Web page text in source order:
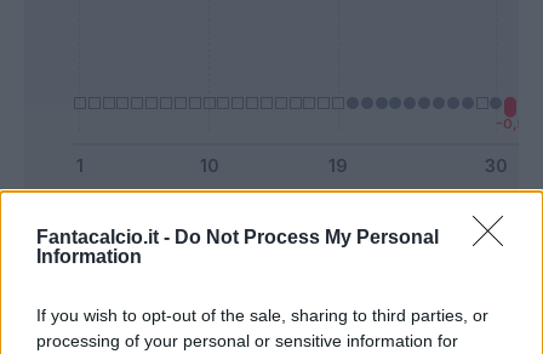
Fantacalcio.it - Do Not Process My Personal
Information
If you wish to opt-out of the sale, sharing to third parties, or
processing of your personal or sensitive information for
Bonus Malus
Presenze a
voto
Quotazioni